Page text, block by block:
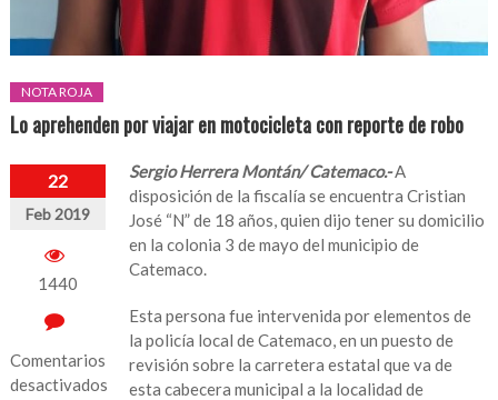
NOTA ROJA
Lo aprehenden por viajar en motocicleta con reporte de robo
22
Feb 2019
1440
Comentarios
desactivados
Sergio Herrera Montán/ Catemaco.-A
disposición de la fiscalía se encuentra Cristian
José “N” de 18 años, quien dijo tener su domicilio
en la colonia 3 de mayo del municipio de
Catemaco.
Esta persona fue intervenida por elementos de
la policía local de Catemaco, en un puesto de
revisión sobre la carretera estatal que va de
esta cabecera municipal a la localidad de